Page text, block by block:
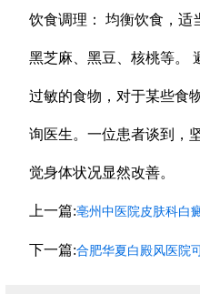
饮食调理： 均衡饮食，适
黑芝麻、黑豆、核桃等。
过敏的食物，对于某些食
询医生。一位患者谈到，
觉身体状况显然改善。
上一篇:亳州中医院皮肤科白
下一篇:合肥华夏白殿风医院